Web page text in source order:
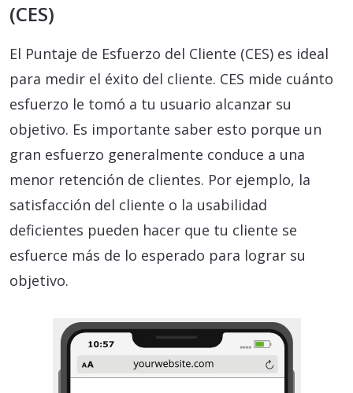
(CES)
El Puntaje de Esfuerzo del Cliente (CES) es ideal
para medir el éxito del cliente. CES mide cuánto
esfuerzo le tomó a tu usuario alcanzar su
objetivo. Es importante saber esto porque un
gran esfuerzo generalmente conduce a una
menor retención de clientes. Por ejemplo, la
satisfacción del cliente o la usabilidad
deficientes pueden hacer que tu cliente se
esfuerce más de lo esperado para lograr su
objetivo.